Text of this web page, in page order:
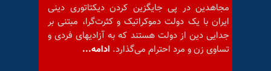
مجاهدین در پی جایگزین کردن دیکتاتوری دینی
ایران با یک دولت دموکراتیک و کثرت‌گرا، مبتنی بر
جدایی دین از دولت هستند که به آزادیهای فردی و
تساوی زن و مرد احترام می‌گذارد. ادامه...